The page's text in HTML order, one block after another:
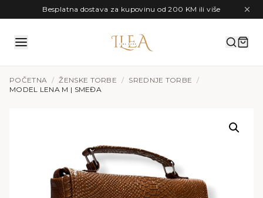
Preskoči na sadržajBesplatna dostava za kupovinu od 200 KM ili više
POČETNA / ŽENSKE TORBE / SREDNJE TORBE
/
MODEL LENA M | SMEĐA